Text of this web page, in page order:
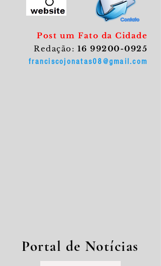
Post um Fato da Cidade
Redação: 16 99200-0925
franciscojonatas08@gmail.com
Portal de Notícias